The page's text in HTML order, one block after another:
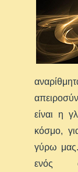
είναι η
κόσμο,
γύρω
ενός